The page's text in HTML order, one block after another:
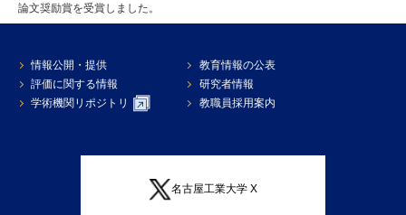
論文奨励賞を受賞しました。
情報公開・提供
教育情報の公表
評価に関する情報
研究者情報
学術機関リポジトリ
教職員採用案内
名古屋工業大学 X